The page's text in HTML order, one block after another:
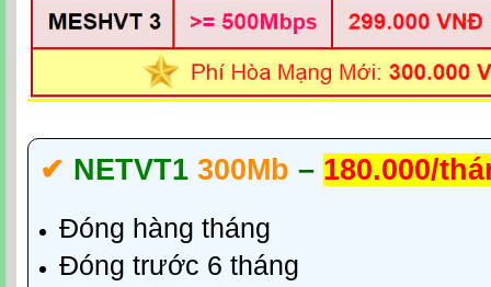
✔‎ NETVT1 300Mb – 180.000/
Đóng hàng tháng
Đóng trước 6 tháng